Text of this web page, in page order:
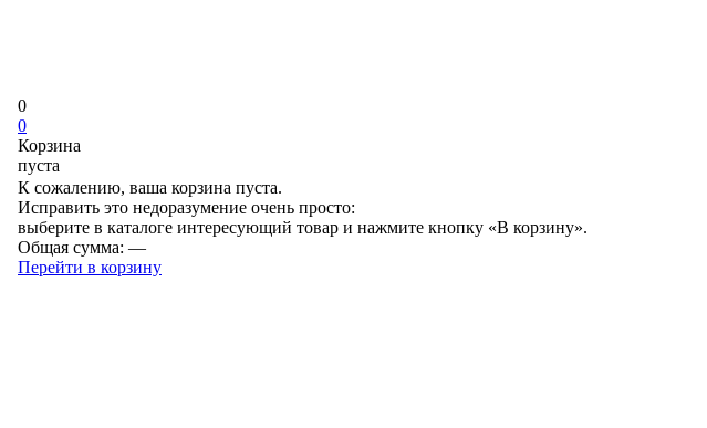
0
0
Корзина
пуста
К сожалению, ваша корзина пуста.
Исправить это недоразумение очень просто:
выберите в каталоге интересующий товар и нажмите кнопку «В корзину».
Общая сумма: —
Перейти в корзину